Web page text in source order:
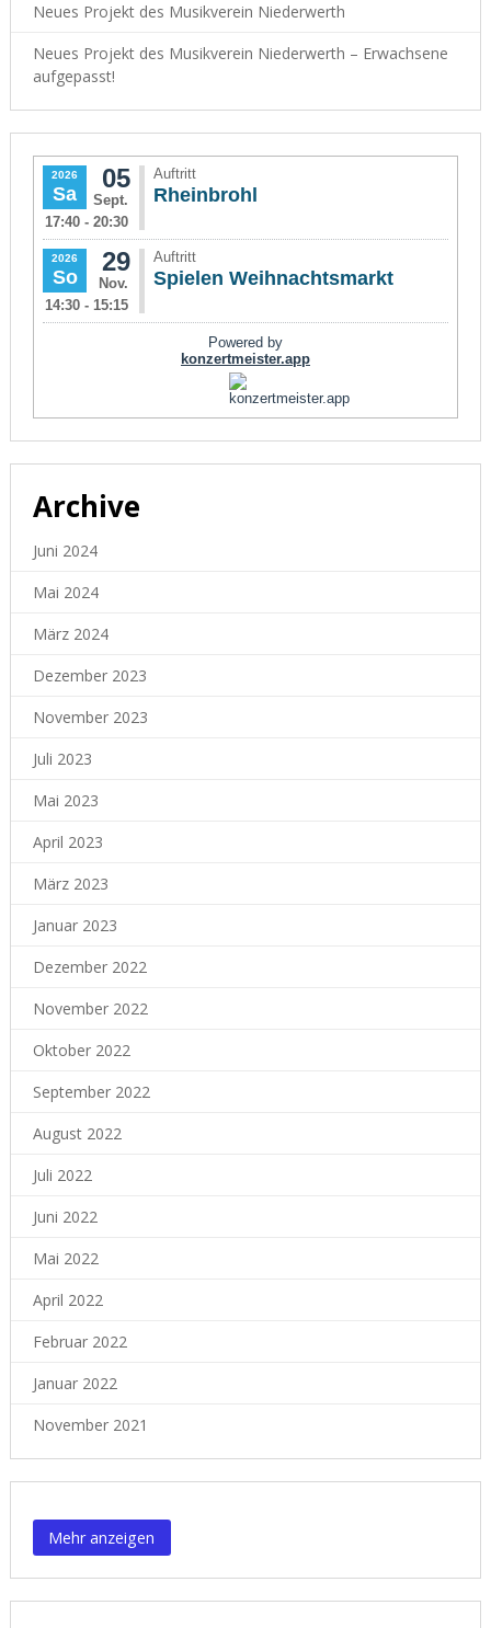
Neues Projekt des Musikverein Niederwerth
Neues Projekt des Musikverein Niederwerth – Erwachsene
aufgepasst!
Archive
Juni 2024
Mai 2024
März 2024
Dezember 2023
November 2023
Juli 2023
Mai 2023
April 2023
März 2023
Januar 2023
Dezember 2022
November 2022
Oktober 2022
September 2022
August 2022
Juli 2022
Juni 2022
Mai 2022
April 2022
Februar 2022
Januar 2022
November 2021
Content is collapsed. Activate the Mehr anzeigen button to
Mehr anzeigen